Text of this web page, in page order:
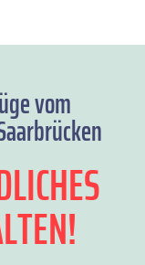
vom